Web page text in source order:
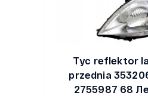
Tyc reflektor
przednia
2755987 68